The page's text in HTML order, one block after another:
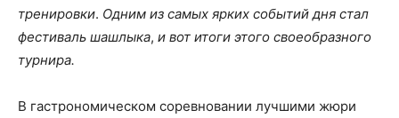
тренировки. Одним из самых ярких событий дня стал
фестиваль шашлыка, и вот итоги этого своеобразного
турнира.
В гастрономическом соревновании лучшими жюри